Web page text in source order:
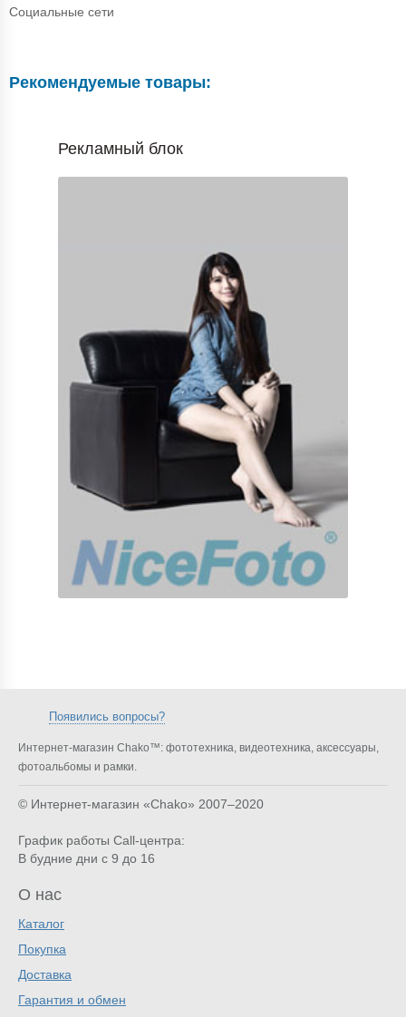
Социальные сети
Рекомендуемые товары:
Рекламный блок
Появились вопросы?
Интернет-магазин Chako™: фототехника, видеотехника, аксессуары,
фотоальбомы и рамки.
© Интернет-магазин «Chako» 2007–2020
График работы Call-центра:
В будние дни с 9 до 16
О нас
Каталог
Покупка
Доставка
Гарантия и обмен